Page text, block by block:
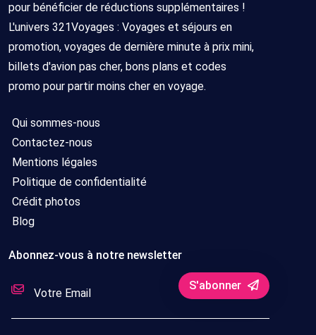
pour bénéficier de réductions supplémentaires !
L'univers 321Voyages : Voyages et séjours en
promotion, voyages de dernière minute à prix mini,
billets d'avion pas cher, bons plans et codes
promo pour partir moins cher en voyage.
Qui sommes-nous
Contactez-nous
Mentions légales
Politique de confidentialité
Crédit photos
Blog
Abonnez-vous à notre newsletter
S'abonner